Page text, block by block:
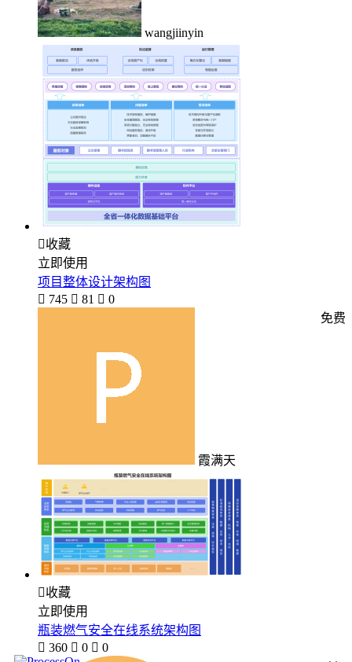
wangjiinyin
收藏
立即使用
项目整体设计架构图
 745  81  0
霞满天
免费
收藏
立即使用
瓶装燃气安全在线系统架构图
 360  0  0